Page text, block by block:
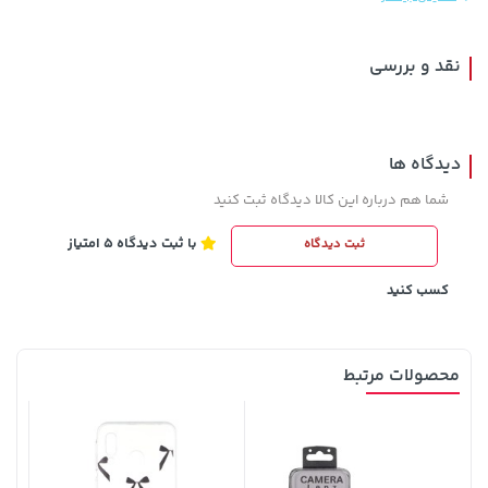
4,780,000
خرید
نقد و بررسی
دیدگاه ها
شما هم درباره این کالا دیدگاه ثبت کنید
ثبت دیدگاه با ثبت دیدگاه 5 امتیاز
کسب کنید
محصولات مرتبط